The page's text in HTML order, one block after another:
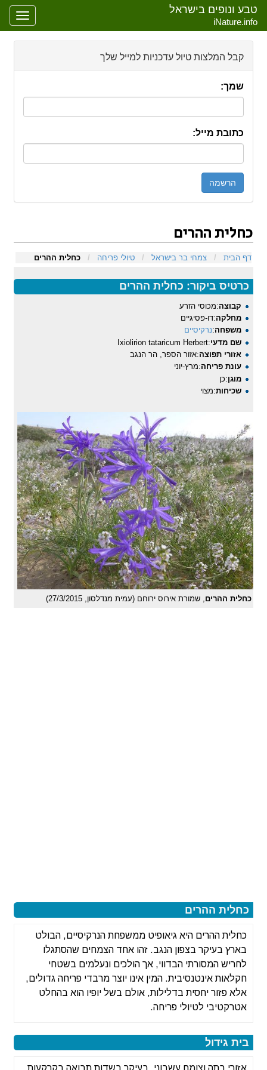
טבע ונופים בישראל
iNature.info
קבל המלצות טיול עדכניות למייל שלך
שמך:
כתובת מייל:
כחלית ההרים
דף הבית
/ צמחי בר בישראל / טיולי פריחה / כחלית ההרים
כרטיס ביקור: כחלית ההרים
קבוצה:מכוסי הזרע
מחלקה:דו-פסיגיים
משפחה:נרקיסיים
שם מדעי:Ixiolirion tataricum Herbert
אזורי תפוצה:אזור הספר, הר הנגב
עונת פריחה:מרץ-יוני
מוגן:כן
שכיחות:מצוי
כחלית ההרים, שמורת אירוס ירוחם (עמית מנדלסון, 27/3/2015)
כחלית ההרים
כחלית ההרים היא גיאופיט ממשפחת הנרקיסיים, הבולט
בארץ בעיקר בצפון הנגב. זהו אחד הצמחים שהסתגלו
לחריש המסורתי הבדווי, אך הולכים ונעלמים בשטחי
חקלאות אינטנסיבית. המין אינו יוצר מרבדי פריחה גדולים,
אלא פזור יחסית בדלילות, אולם בשל יופיו הוא בהחלט
אטרקטיבי לטיולי פריחה.
בית גידול